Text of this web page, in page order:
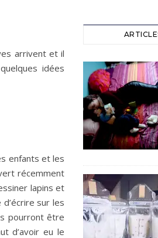
arrivent et il
idées
enfants et les
récemment
lapins et
sur les
pourront être
d’avoir eu le